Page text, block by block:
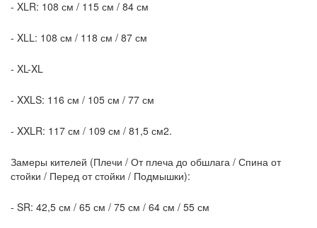
- XLR: 108 см / 115 см / 84 см
- XLL: 108 см / 118 см / 87 см
- XL-XL
- XXLS: 116 см / 105 см / 77 см
- XXLR: 117 см / 109 см / 81,5 см2.
Замеры кителей (Плечи / От плеча до обшлага / Спина от
стойки / Перед от стойки / Подмышки):
- SR: 42,5 см / 65 см / 75 см / 64 см / 55 см